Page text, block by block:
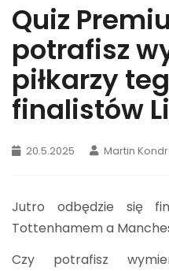
Quiz
potrafisz
piłkarzy
finalistów
20.5.2025 Martin Kondr
Jutro odbędzie się
Tottenhamem a
Czy potrafisz